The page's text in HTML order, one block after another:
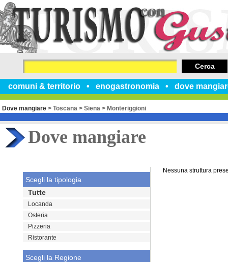
comuni & territorio enogastronomia dove
Cerca
Dove mangiare > Toscana > Siena > Monteriggioni
Dove mangiare
Nessuna struttura
Scegli la tipologia
Tutte
Locanda
Osteria
Pizzeria
Ristorante
Scegli la Regione